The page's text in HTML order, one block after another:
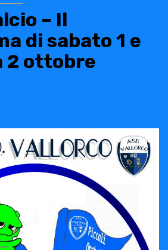
– Il
di sabato 1 e
2 ottobre